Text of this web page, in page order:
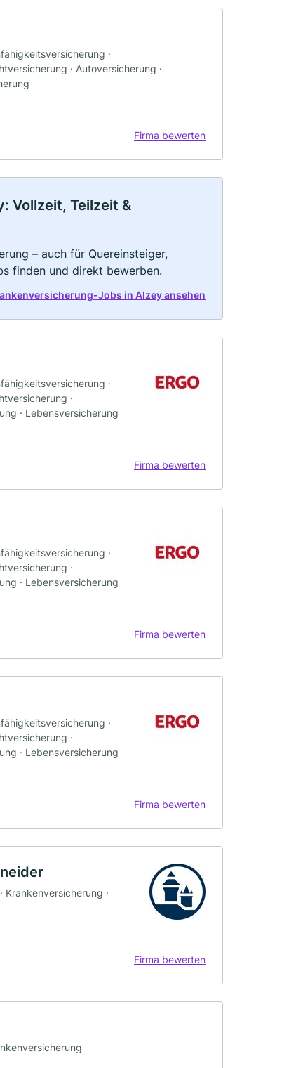
·
· Autoversicherung ·
Firma bewerten
Vollzeit, Teilzeit &
– auch für Quereinsteiger,
finden und direkt bewerben.
Jobs in Alzey ansehen
·
·
· Lebensversicherung
Firma bewerten
·
·
· Lebensversicherung
Firma bewerten
·
·
· Lebensversicherung
Firma bewerten
Krankenversicherung ·
Firma bewerten